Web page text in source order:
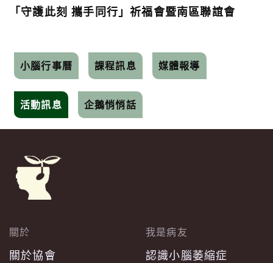
「守護此刻 攜手同行」祈福會暨南區聯誼會
小腦行事曆 課程訊息 媒體報導
活動訊息 企鵝悄悄話
關於
關於協會
我是病友
認識小腦萎縮症